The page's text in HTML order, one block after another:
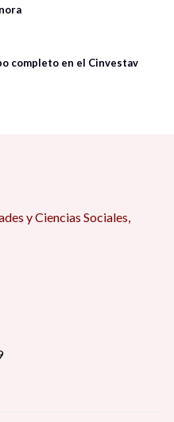
completo en el Cinvestav
y Ciencias Sociales,